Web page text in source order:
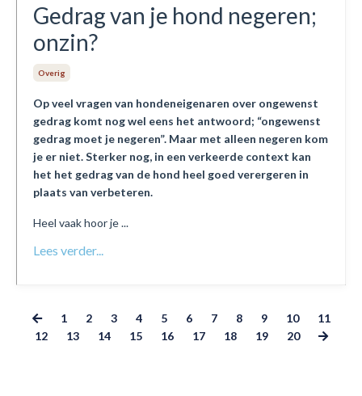
Gedrag van je hond negeren;
onzin?
Overig
Op veel vragen van hondeneigenaren over ongewenst
gedrag komt nog wel eens het antwoord; “ongewenst
gedrag moet je negeren”. Maar met alleen negeren kom
je er niet. Sterker nog, in een verkeerde context kan
het het gedrag van de hond heel goed verergeren in
plaats van verbeteren.
Heel vaak hoor je ...
Lees verder...
1 2 3 4 5 6 7 8 9 10
11
12
13 14 15 16 17 18 19 20